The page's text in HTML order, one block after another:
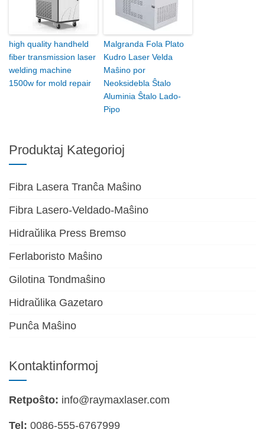
high quality handheld
fiber transmission laser
welding machine
1500w for mold repair
Malgranda Fola Plato
Kudro Laser Velda
Maŝino por
Neoksidebla Ŝtalo
Aluminia Ŝtalo Lado-
Pipo
Produktaj Kategorioj
Fibra Lasera Tranĉa Maŝino
Fibra Lasero-Veldado-Maŝino
Hidraŭlika Press Bremso
Ferlaboristo Maŝino
Gilotina Tondmaŝino
Hidraŭlika Gazetaro
Punĉa Maŝino
Kontaktinformoj
Retpoŝto: info@raymaxlaser.com
Tel: 0086-555-6767999